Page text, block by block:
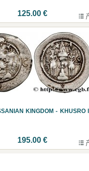
125.00 €
KINGDOM - KHUSRO
195.00 €